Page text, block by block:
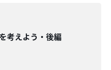
考えよう・後編